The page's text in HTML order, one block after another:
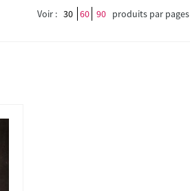
Voir : 30 60 90 produits par pages